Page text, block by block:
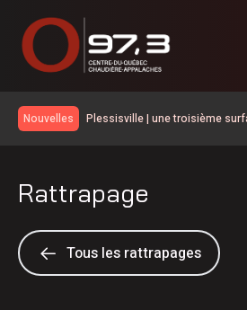
Nouvelles
Plessisville | une troisième
Natural Forces Québec évalue
MRC de l’Érable
dans Lanaudière
Une belle programmation pour
Les Éleveurs de porcs du
Rattrapage
Tous les rattrapages